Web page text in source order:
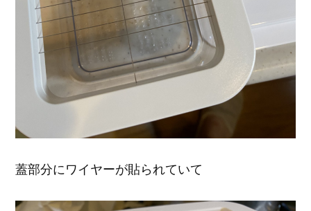
蓋部分にワイヤーが貼られていて